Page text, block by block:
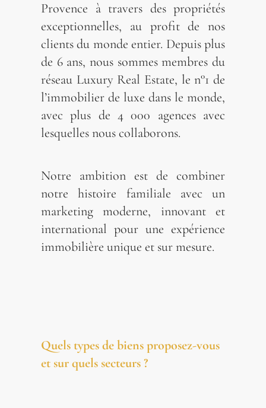
Provence à travers des propriétés
exceptionnelles, au profit de nos
clients du monde entier. Depuis plus
de 6 ans, nous sommes membres du
réseau Luxury Real Estate, le n°1 de
l’immobilier de luxe dans le monde,
avec plus de 4 000 agences avec
lesquelles nous collaborons.
Notre ambition est de combiner
notre histoire familiale avec un
marketing moderne, innovant et
international pour une expérience
immobilière unique et sur mesure.
Quels types de biens proposez-vous
et sur quels secteurs ?